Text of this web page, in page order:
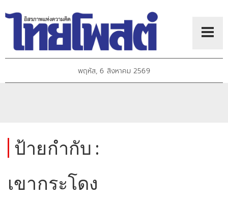
พฤหัส, 6 สิงหาคม 2569
ป้ายกำกับ :
เขากระโดง